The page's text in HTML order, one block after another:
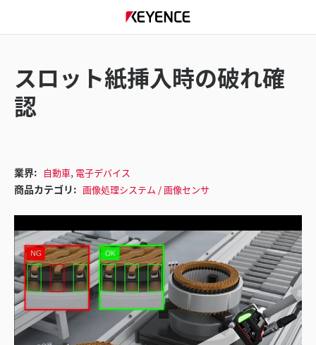
スロット紙挿入時の破れ確
認
業界: 自動車, 電子デバイス
商品カテゴリ: 画像処理システム / 画像センサ